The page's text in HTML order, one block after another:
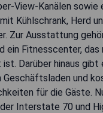
View-Kanälen sowie
Kühlschrank, Herd
Zur Ausstattung
ein Fitnesscenter, das
Darüber hinaus gibt
Geschäftsladen und
für die Gäste.
Interstate 70 und